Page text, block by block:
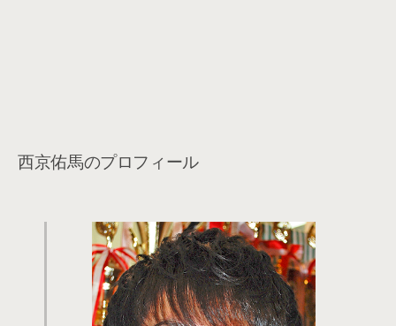
西京佑馬のプロフィール